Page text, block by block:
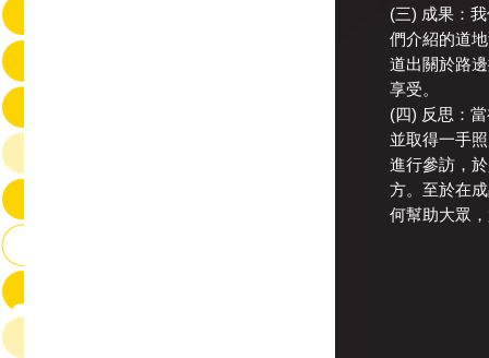
(三) 成果：
們介紹的道
道出關於路
享受。
(四) 反思：
並取得一手
進行參訪，
方。至於在
何幫助大眾